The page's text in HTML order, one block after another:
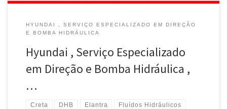
HYUNDAI , SERVIÇO ESPECIALIZADO EM DIREÇÃO
E BOMBA HIDRÁULICA
Hyundai , Serviço Especializado
em Direção e Bomba Hidráulica ,
…
Creta DHB Elantra Fluídos Hidráulicos